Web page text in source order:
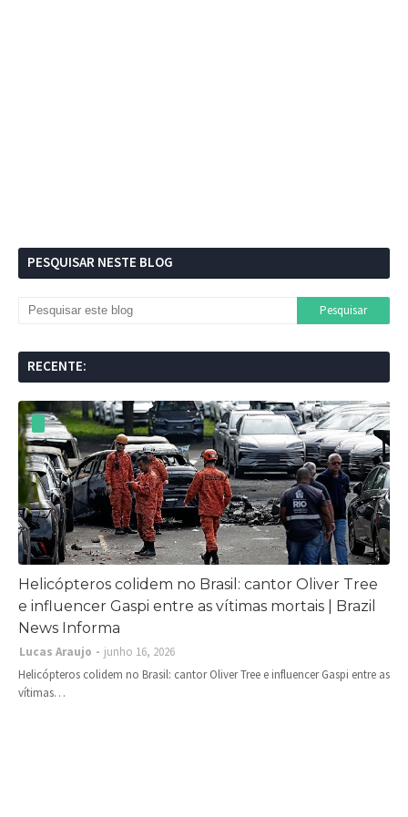
PESQUISAR NESTE BLOG
RECENTE:
Helicópteros colidem no Brasil: cantor Oliver Tree
e influencer Gaspi entre as vítimas mortais | Brazil
News Informa
Lucas Araujo
junho 16, 2026
Helicópteros colidem no Brasil: cantor Oliver Tree e influencer Gaspi entre as
vítimas…